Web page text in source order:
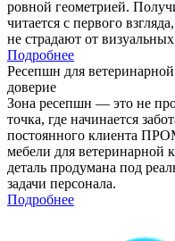
ровной геометрией.
читается с первого
не страдают от
Подробнее
Ресепшн для
доверие
Зона ресепшн — это не
точка, где начинается
постоянного клиента
мебели для ветеринарной
деталь продумана под
задачи персонала.
Подробнее